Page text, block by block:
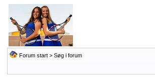
Forum start> Søg i forum